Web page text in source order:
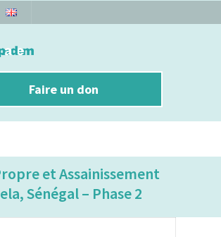
Faire un don
et Assainissement
Sénégal – Phase 2